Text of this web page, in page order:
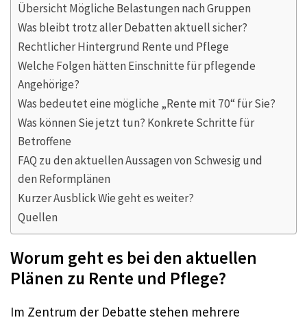
Übersicht Mögliche Belastungen nach Gruppen
Was bleibt trotz aller Debatten aktuell sicher?
Rechtlicher Hintergrund Rente und Pflege
Welche Folgen hätten Einschnitte für pflegende
Angehörige?
Was bedeutet eine mögliche „Rente mit 70“ für Sie?
Was können Sie jetzt tun? Konkrete Schritte für
Betroffene
FAQ zu den aktuellen Aussagen von Schwesig und
den Reformplänen
Kurzer Ausblick Wie geht es weiter?
Quellen
Worum geht es bei den aktuellen
Plänen zu Rente und Pflege?
Im Zentrum der Debatte stehen mehrere